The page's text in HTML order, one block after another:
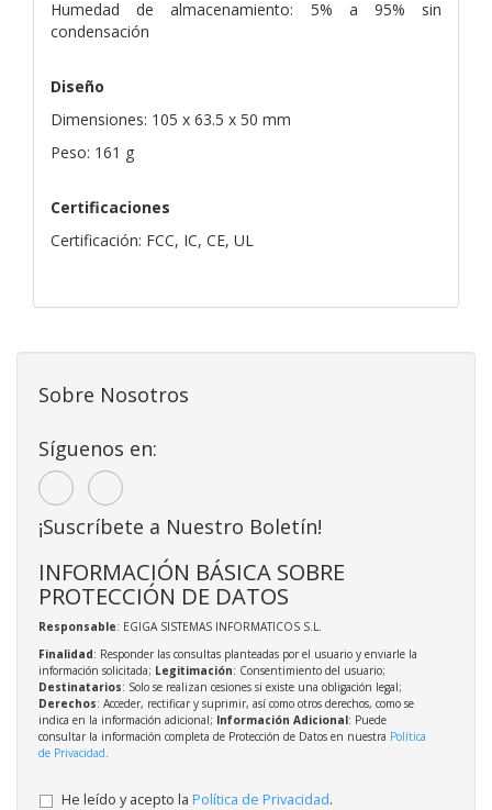
Humedad de almacenamiento: 5% a 95% sin
condensación
Diseño
Dimensiones: 105 x 63.5 x 50 mm
Peso: 161 g
Certificaciones
Certificación: FCC, IC, CE, UL
Sobre Nosotros
Síguenos en:
¡Suscríbete a Nuestro Boletín!
INFORMACIÓN BÁSICA SOBRE
PROTECCIÓN DE DATOS
Responsable: EGIGA SISTEMAS INFORMATICOS S.L.
Finalidad: Responder las consultas planteadas por el usuario y enviarle la
información solicitada; Legitimación: Consentimiento del usuario;
Destinatarios: Solo se realizan cesiones si existe una obligación legal;
Derechos: Acceder, rectificar y suprimir, así como otros derechos, como se
indica en la información adicional; Información Adicional: Puede
consultar la información completa de Protección de Datos en nuestra Política
de Privacidad
He leído y acepto la Política de Privacidad.